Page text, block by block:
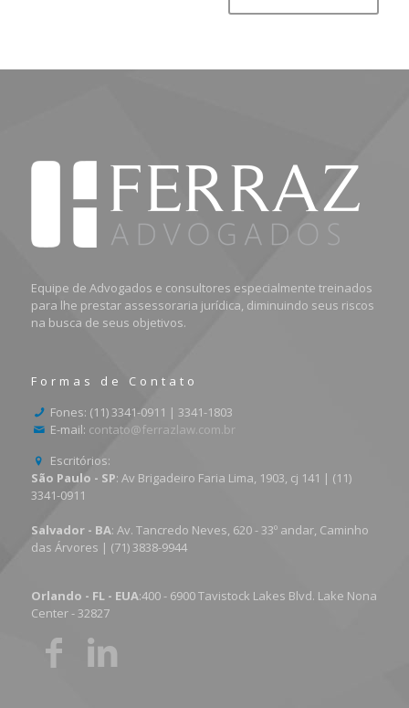
Equipe de Advogados e consultores especialmente treinados
para lhe prestar assessoraria jurídica, diminuindo seus riscos
na busca de seus objetivos.
Formas de Contato
Fones: (11) 3341-0911 | 3341-1803
E-mail: contato@ferrazlaw.com.br
Escritórios:
São Paulo - SP: Av Brigadeiro Faria Lima, 1903, cj 141 | (11)
3341-0911
Salvador - BA: Av. Tancredo Neves, 620 - 33º andar, Caminho
das Árvores | (71) 3838-9944
Orlando - FL - EUA:400 - 6900 Tavistock Lakes Blvd. Lake Nona
Center - 32827